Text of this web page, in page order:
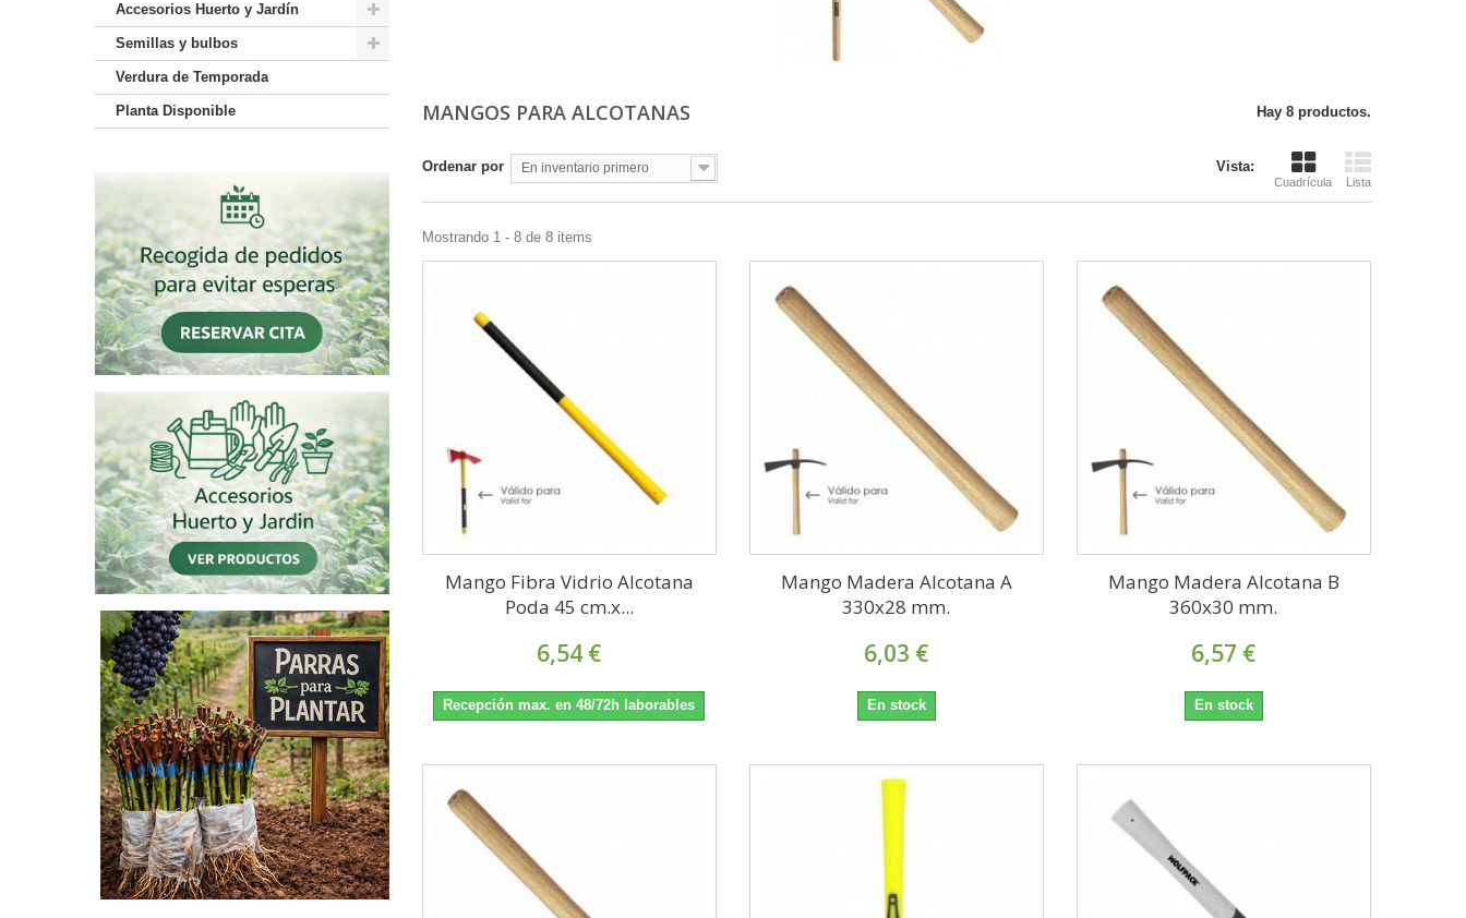
Accesorios Huerto y Jardín
Semillas y bulbos
Verdura de Temporada
Planta Disponible MANGOS PARA ALCOTANAS Hay 8 productos.
Vista:
Cuadrícula Lista
Ordenar por En inventario primero
Mostrando 1 - 8 de 8 items
Mango Fibra Vidrio Alcotana
Poda 45 cm.x...
6,54 €
Recepción max. en 48/72h laborables
Mango Madera Alcotana A
330x28 mm.
6,03 €
En stock
Mango Madera Alcotana B
360x30 mm.
6,57 €
En stock